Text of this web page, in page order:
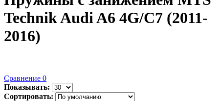
Technik Audi A6 4G/C7 (2011-
2016)
Сравнение 0
Показывать:
Сортировать: